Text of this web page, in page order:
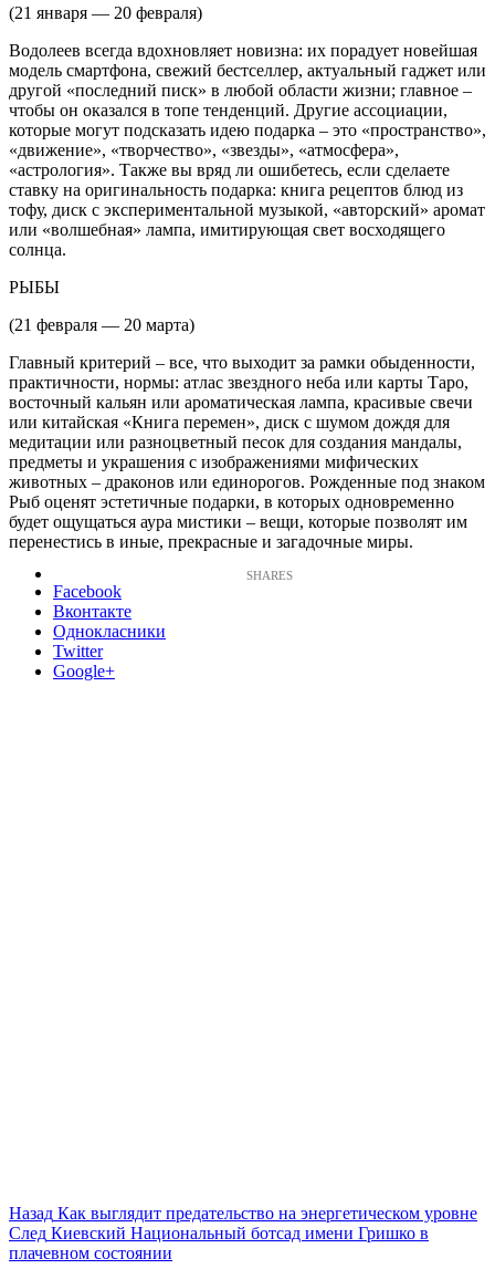
(21 января — 20 февраля)
Водолеев всегда вдохновляет новизна: их порадует новейшая
модель смартфона, свежий бестселлер, актуальный гаджет или
другой «последний писк» в любой области жизни; главное –
чтобы он оказался в топе тенденций. Другие ассоциации,
которые могут подсказать идею подарка – это «пространство»,
«движение», «творчество», «звезды», «атмосфера»,
«астрология». Также вы вряд ли ошибетесь, если сделаете
ставку на оригинальность подарка: книга рецептов блюд из
тофу, диск с экспериментальной музыкой, «авторский» аромат
или «волшебная» лампа, имитирующая свет восходящего
солнца.
РЫБЫ
(21 февраля — 20 марта)
Главный критерий – все, что выходит за рамки обыденности,
практичности, нормы: атлас звездного неба или карты Таро,
восточный кальян или ароматическая лампа, красивые свечи
или китайская «Книга перемен», диск с шумом дождя для
медитации или разноцветный песок для создания мандалы,
предметы и украшения с изображениями мифических
животных – драконов или единорогов. Рожденные под знаком
Рыб оценят эстетичные подарки, в которых одновременно
будет ощущаться аура мистики – вещи, которые позволят им
перенестись в иные, прекрасные и загадочные миры.
Facebook
Вконтакте
Однокласники
Twitter
Google+
Назад Как выглядит предательство на энергетическом уровне
След Киевский Национальный ботсад имени Гришко в
плачевном состоянии